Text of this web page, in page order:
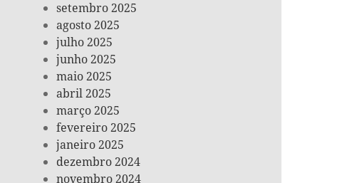
setembro 2025
agosto 2025
julho 2025
junho 2025
maio 2025
abril 2025
março 2025
fevereiro 2025
janeiro 2025
dezembro 2024
novembro 2024